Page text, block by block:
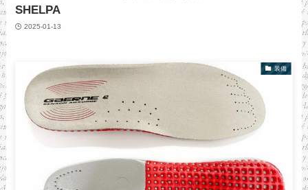
SHELPA
2025-01-13
装備